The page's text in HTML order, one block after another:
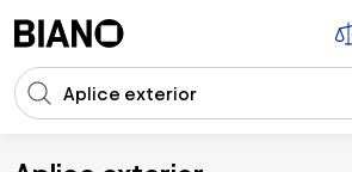
Introducerea căutării